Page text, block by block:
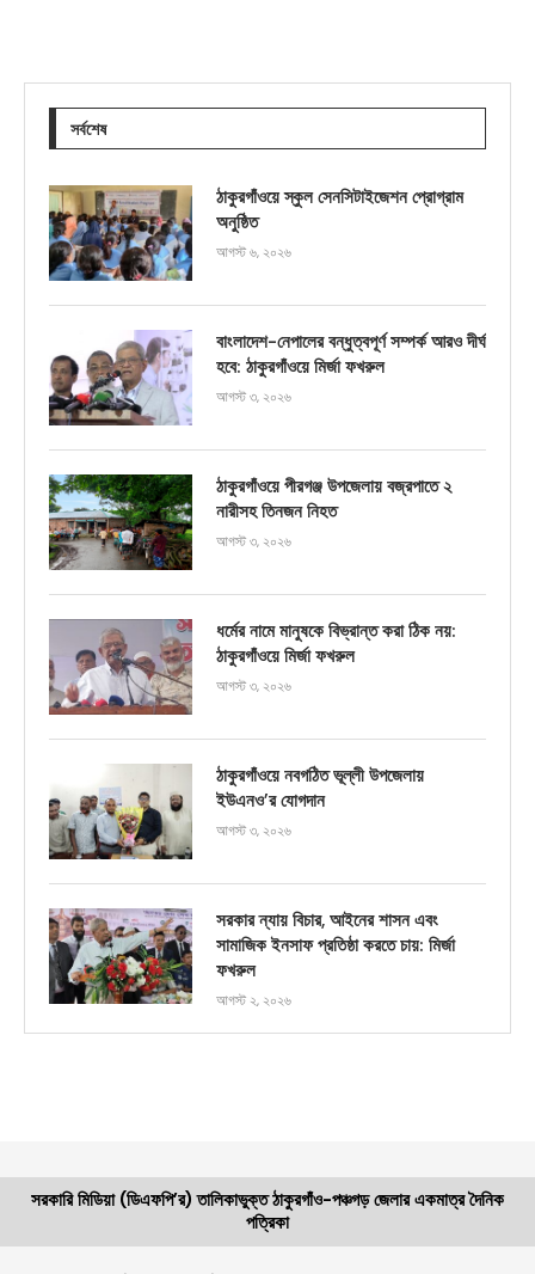
সর্বশেষ
ঠাকুরগাঁওয়ে স্কুল সেনসিটাইজেশন প্রোগ্রাম
অনুষ্ঠিত
আগস্ট ৬, ২০২৬
বাংলাদেশ-নেপালের বন্ধুত্বপূর্ণ সম্পর্ক আরও দীর্ঘ
হবে: ঠাকুরগাঁওয়ে মির্জা ফখরুল
আগস্ট ৩, ২০২৬
ঠাকুরগাঁওয়ে পীরগঞ্জ উপজেলায় বজ্রপাতে ২
নারীসহ তিনজন নিহত
আগস্ট ৩, ২০২৬
ধর্মের নামে মানুষকে বিভ্রান্ত করা ঠিক নয়:
ঠাকুরগাঁওয়ে মির্জা ফখরুল
আগস্ট ৩, ২০২৬
ঠাকুরগাঁওয়ে নবগঠিত ভূল্লী উপজেলায়
ইউএনও’র যোগদান
আগস্ট ৩, ২০২৬
সরকার ন্যায় বিচার, আইনের শাসন এবং
সামাজিক ইনসাফ প্রতিষ্ঠা করতে চায়: মির্জা
ফখরুল
আগস্ট ২, ২০২৬
সরকারি মিডিয়া (ডিএফপি’র) তালিকাভুক্ত ঠাকুরগাঁও-পঞ্চগড় জেলার একমাত্র দৈনিক
পত্রিকা